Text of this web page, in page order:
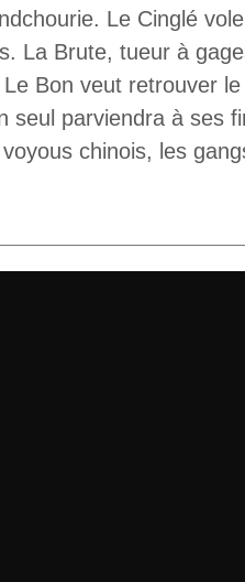
Le Cinglé
La Brute, tueur à
Bon veut retrouver
seul parviendra à ses
chinois, les